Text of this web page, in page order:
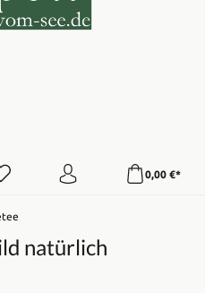
0,00 €*
natürlich